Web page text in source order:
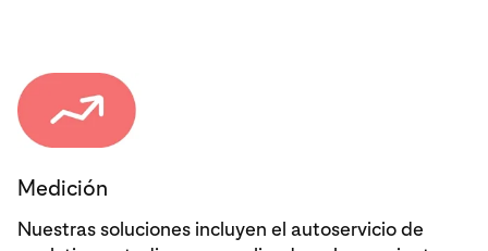
Medición
Nuestras soluciones incluyen el autoservicio de